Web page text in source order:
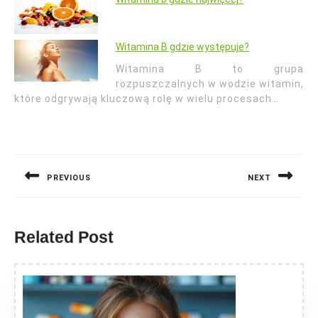
Witamina B gdzie występuje?
Witamina B to grupa
rozpuszczalnych w wodzie witamin,
które odgrywają kluczową rolę w wielu procesach…
PREVIOUS NEXT
Related Post